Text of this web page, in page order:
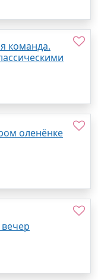
команда.
оленёнке